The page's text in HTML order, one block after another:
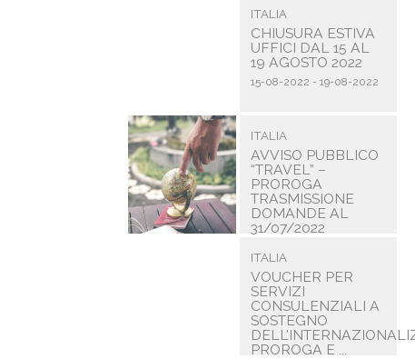
SUNG TAN CHUK ...
22-12-2022 - 01-01-2023
ITALIA
CHIUSURA ESTIVA
UFFICI DAL 15 AL
19 AGOSTO 2022
15-08-2022 - 19-08-2022
ITALIA
AVVISO PUBBLICO
“TRAVEL” –
PROROGA
TRASMISSIONE
DOMANDE AL
31/07/2022
ITALIA
VOUCHER PER
SERVIZI
CONSULENZIALI A
SOSTEGNO
PROROGA E ...